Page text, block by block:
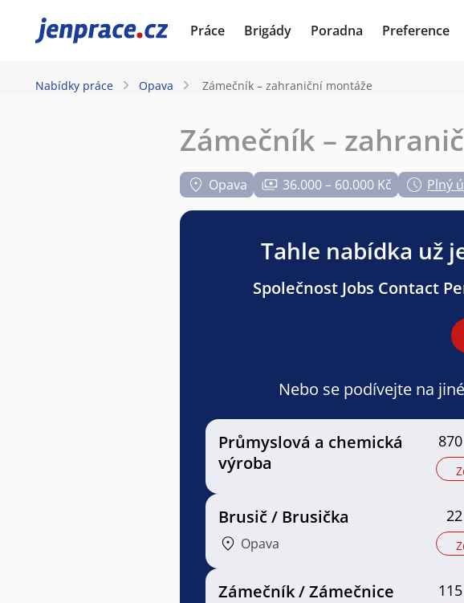
JenPráce.cz Práce Brigády Poradna Preference
Nabídky práce Opava Zámečník – zahraniční montáže
Zámečník –
Opava 36.000 – 60.000 Kč Plný
Tahle nabídka už
Společnost Jobs Contact
Nebo se podívejte na
Průmyslová a chemická
výroba
Brusič / Brusička
Opava
Zámečník / Zámečnice